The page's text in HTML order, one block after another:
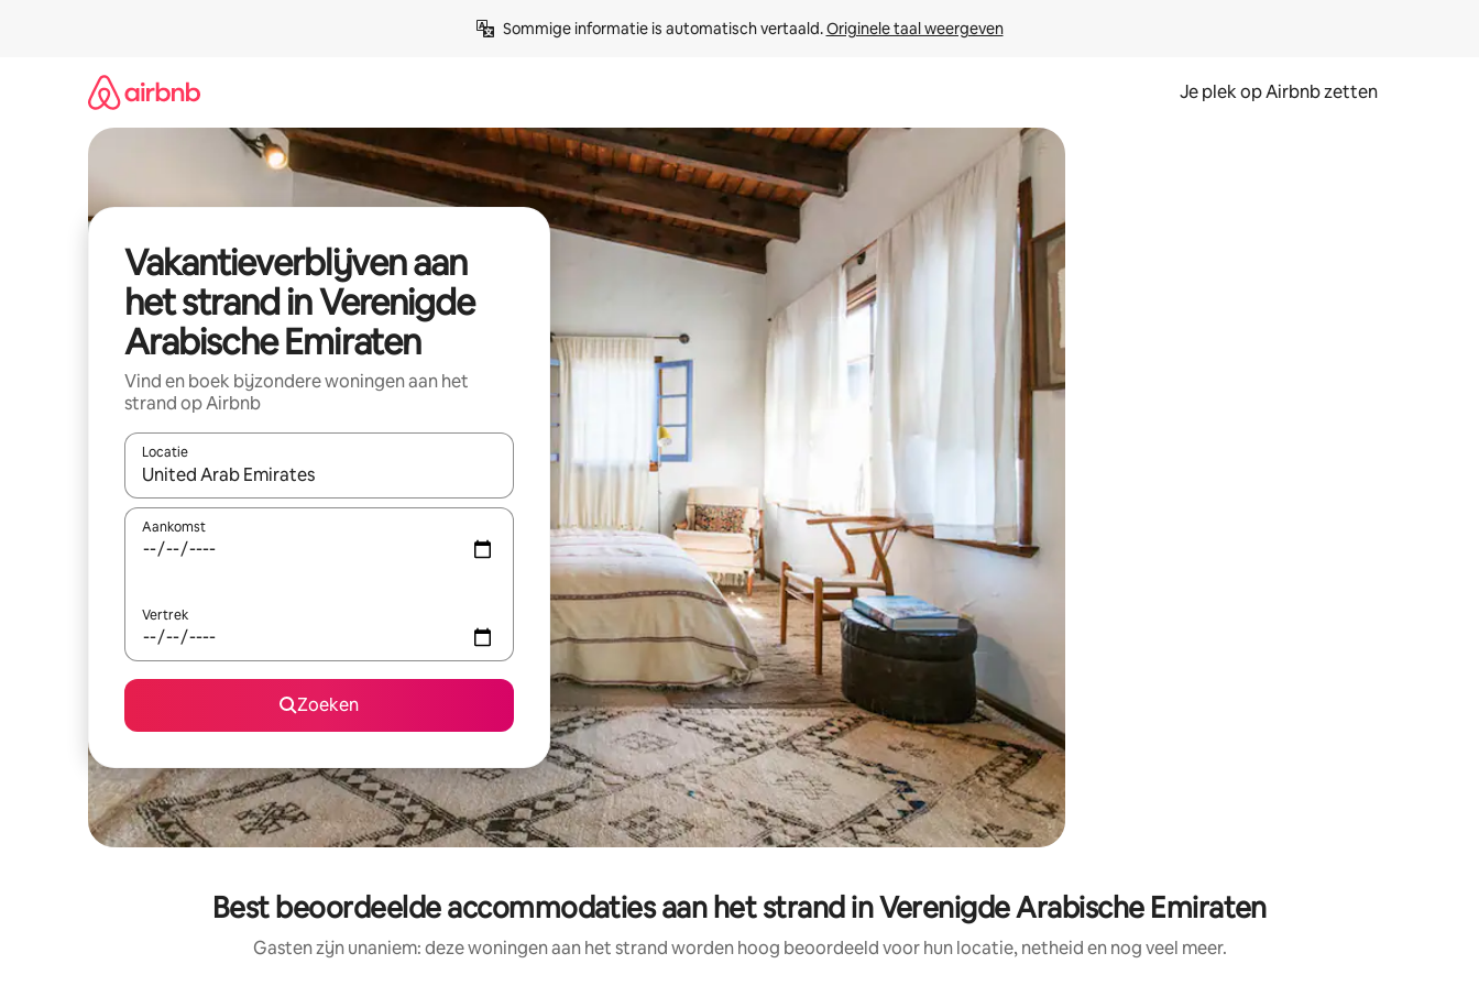
Sommige informatie is automatisch vertaald. Originele taal weergeven
Je plek op Airbnb zetten
Vakantieverblijven aan
het strand in Verenigde
Arabische Emiraten
Vind en boek bijzondere woningen aan het
strand op Airbnb
Locatie
Wanneer er resultaten beschikbaar zijn, maak je een keuze met je de pijltjestoetsen omhoog en omlaag, óf door te tikken of swipen.
Aankomst
Vertrek
Zoeken
Best beoordeelde accommodaties aan het strand in Verenigde Arabische Emiraten
Gasten zijn unaniem: deze woningen aan het strand worden hoog beoordeeld voor hun locatie, netheid en nog veel meer.